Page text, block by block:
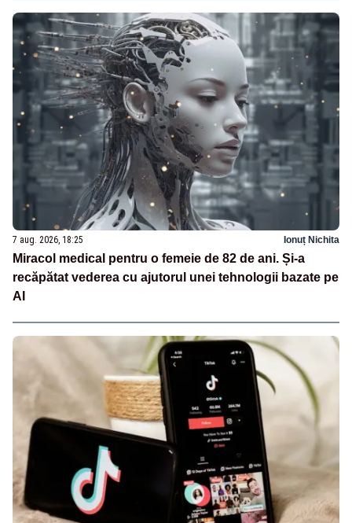
7 aug. 2026, 18:25 Ionuț Nichita
Miracol medical pentru o femeie de 82 de ani. Și-a
recăpătat vederea cu ajutorul unei tehnologii bazate pe
AI